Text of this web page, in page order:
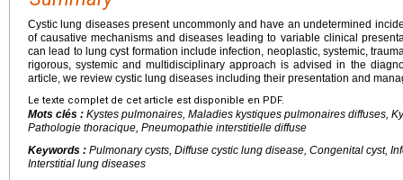
Cystic lung diseases present uncommonly and have an undetermined
of causative mechanisms and diseases leading to variable clinical
can lead to lung cyst formation include infection, neoplastic, systemic,
rigorous, systemic and multidisciplinary approach is advised in the
article, we review cystic lung diseases including their presentation and
Le texte complet de cet article est disponible en PDF.
Mots clés : Kystes pulmonaires, Maladies kystiques pulmonaires diffuses,
Pathologie thoracique, Pneumopathie interstitielle diffuse
Keywords : Pulmonary cysts, Diffuse cystic lung disease, Congenital cyst,
Interstitial lung diseases